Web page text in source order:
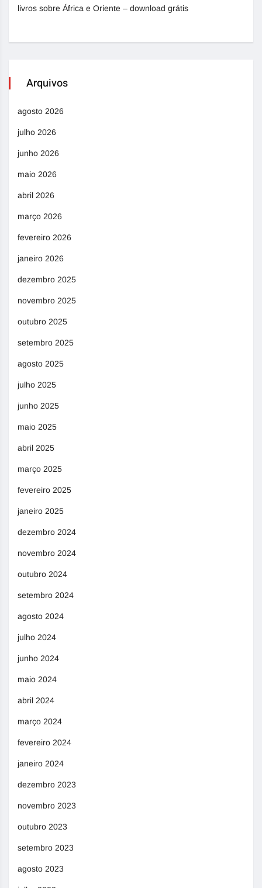
livros sobre África e Oriente – download grátis
Arquivos
agosto 2026
julho 2026
junho 2026
maio 2026
abril 2026
março 2026
fevereiro 2026
janeiro 2026
dezembro 2025
novembro 2025
outubro 2025
setembro 2025
agosto 2025
julho 2025
junho 2025
maio 2025
abril 2025
março 2025
fevereiro 2025
janeiro 2025
dezembro 2024
novembro 2024
outubro 2024
setembro 2024
agosto 2024
julho 2024
junho 2024
maio 2024
abril 2024
março 2024
fevereiro 2024
janeiro 2024
dezembro 2023
novembro 2023
outubro 2023
setembro 2023
agosto 2023